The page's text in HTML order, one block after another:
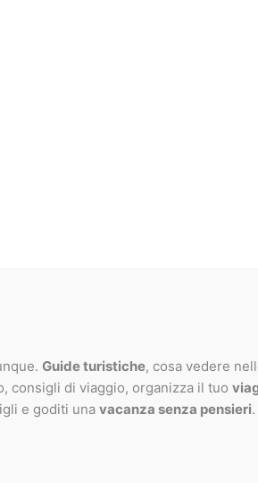
Guide turistiche, cosa vedere
consigli di viaggio, organizza il tuo
e goditi una vacanza senza pensieri